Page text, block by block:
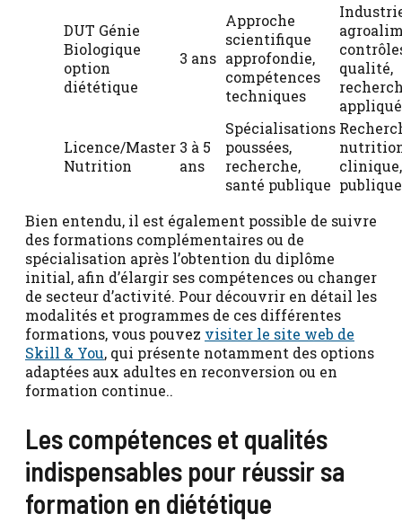
DUT Génie
Biologique
option
diététique
3 ans
Approche
scientifique
approfondie,
compétences
techniques
qualité,
Licence/Master
Nutrition
3 à 5
ans
Spécialisations
poussées,
recherche,
santé publique publique
Bien entendu, il est également possible de suivre
des formations complémentaires ou de
spécialisation après l’obtention du diplôme
initial, afin d’élargir ses compétences ou changer
de secteur d’activité. Pour découvrir en détail les
modalités et programmes de ces différentes
formations, vous pouvez visiter le site web de
Skill & You, qui présente notamment des options
adaptées aux adultes en reconversion ou en
formation continue..
Les compétences et qualités
indispensables pour réussir sa
formation en diététique